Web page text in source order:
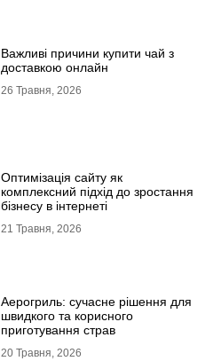
Важливі причини купити чай з
доставкою онлайн
26 Травня, 2026
Оптимізація сайту як
комплексний підхід до зростання
бізнесу в інтернеті
21 Травня, 2026
Аерогриль: сучасне рішення для
швидкого та корисного
приготування страв
20 Травня, 2026